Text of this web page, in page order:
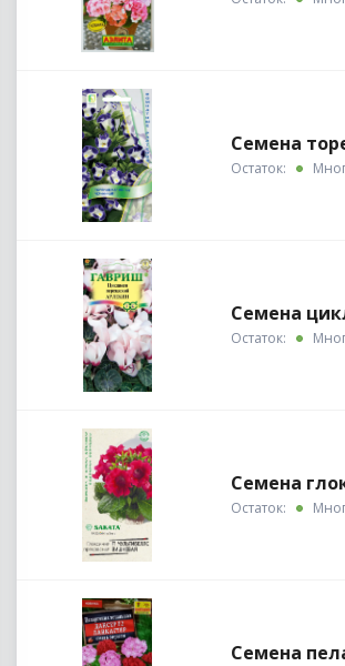
Семена
Остаток:
Семена
Остаток:
Семена
Остаток:
Семена